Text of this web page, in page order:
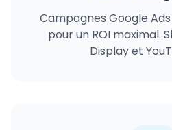
Campagnes Google
pour un ROI maximal.
Display et